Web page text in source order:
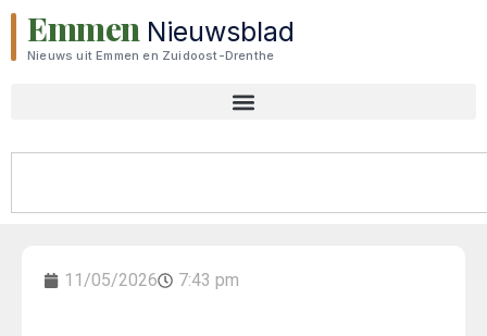
Emmen Nieuwsblad
Nieuws uit Emmen en Zuidoost-Drenthe
11/05/2026 7:43 pm